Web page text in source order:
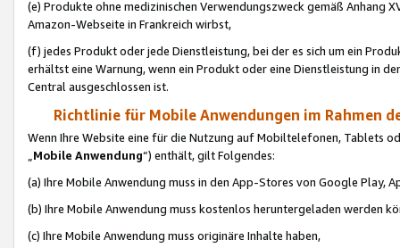
(e) Produkte ohne medizinischen Verwendungszweck gemäß Anhang
Amazon-Webseite in Frankreich wirbst,
(f) jedes Produkt oder jede Dienstleistung, bei der es sich um ein
erhältst eine Warnung, wenn ein Produkt oder eine Dienstleistung in
Central ausgeschlossen ist.
Richtlinie für Mobile Anwendungen im Rahmen
Wenn Ihre Website eine für die Nutzung auf Mobiltelefonen, Tablets
„Mobile Anwendung“) enthält, gilt Folgendes:
(a) Ihre Mobile Anwendung muss in den App-Stores von Google Play,
(b) Ihre Mobile Anwendung muss kostenlos heruntergeladen werden
(c) Ihre Mobile Anwendung muss originäre Inhalte haben,